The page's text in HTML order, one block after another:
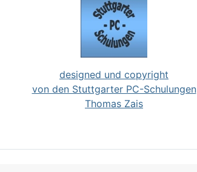
designed und copyright
von den Stuttgarter PC-Schulungen
Thomas Zais